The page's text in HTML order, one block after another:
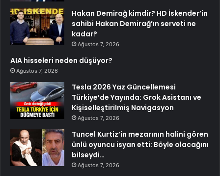
Hakan Demirağ kimdir? HD İskender’in
sahibi Hakan Demirağ’ın serveti ne
kadar?
Ağustos 7, 2026
AIA hisseleri neden düşüyor?
Ağustos 7, 2026
Tesla 2026 Yaz Güncellemesi
Türkiye’de Yayında: Grok Asistanı ve
Kişiselleştirilmiş Navigasyon
Ağustos 7, 2026
Tuncel Kurtiz’in mezarının halini gören
ünlü oyuncu isyan etti: Böyle olacağını
bilseydi…
Ağustos 7, 2026